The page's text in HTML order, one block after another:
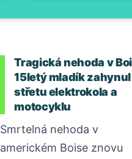
Tragická nehoda v
15letý mladík
střetu elektrokola a
motocyklu
Smrtelná nehoda v
americkém Boise znovu